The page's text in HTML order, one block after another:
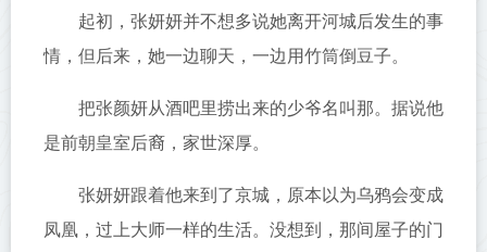
起初，张妍妍并不想多说她离开河城后发生的事
情，但后来，她一边聊天，一边用竹筒倒豆子。
把张颜妍从酒吧里捞出来的少爷名叫那。据说他
是前朝皇室后裔，家世深厚。
张妍妍跟着他来到了京城，原本以为乌鸦会变成
凤凰，过上大师一样的生活。没想到，那间屋子的门